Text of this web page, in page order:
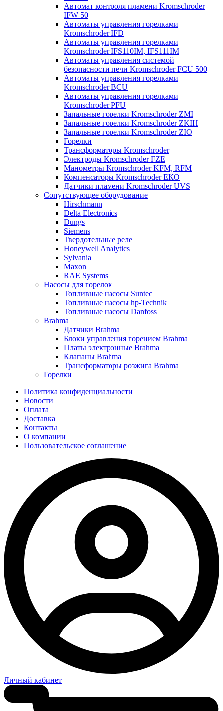
Автомат контроля пламени Kromschroder
IFW 50
Автоматы управления горелками
Kromschroder IFD
Автоматы управления горелками
Kromschroder IFS110IM, IFS111IM
Автоматы управления системой
безопасности печи Kromschroder FCU 500
Автоматы управления горелками
Kromschroder BCU
Автоматы управления горелками
Kromschroder PFU
Запальные горелки Kromschroder ZМI
Запальные горелки Kromschroder ZKIH
Запальные горелки Kromschroder ZIO
Горелки
Трансформаторы Kromschroder
Электроды Kromschroder FZE
Манометры Kromschroder KFM, RFM
Компенсаторы Kromschroder ЕКО
Датчики пламени Kromschroder UVS
Сопутствующее оборудование
Hirschmann
Delta Electronics
Dungs
Siemens
Твердотельные реле
Honeywell Analytics
Sylvania
Maxon
RAE Systems
Насосы для горелок
Топливные насосы Suntec
Топливные насосы hp-Technik
Топливные насосы Danfoss
Brahma
Датчики Brahma
Блоки управления горением Brahma
Платы электронные Brahma
Клапаны Brahma
Трансформаторы розжига Brahma
Горелки
Политика конфиденциальности
Новости
Оплата
Доставка
Контакты
О компании
Пользовательское соглашение
Личный кабинет